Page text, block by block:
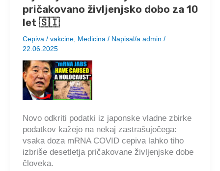
poškodb,
povezanih
cepivom
proti
COVID-
19,
saj
ga
obtožujejo
zavajanja
in
genocida
🇸🇮
pričakovano življenjsko dobo za 10
let 🇸🇮
Cepiva / vakcine, Medicina/ Napisal/a admin /
22.06.2025
Novo odkriti podatki iz japonske vladne zbirke
podatkov kažejo na nekaj zastrašujočega:
vsaka doza mRNA COVID cepiva lahko tiho
izbriše desetletja pričakovane življenjske dobe
človeka.